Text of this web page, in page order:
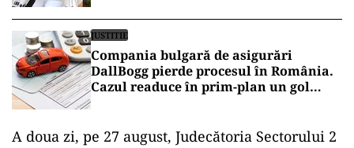
JUSTITIE
Compania bulgară de asigurări
DallBogg pierde procesul în România.
Cazul readuce în prim-plan un gol
A doua zi, pe 27 august, Judecătoria Sectorului 2